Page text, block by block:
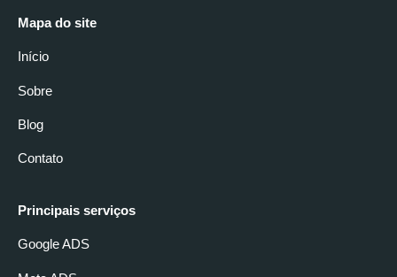
Mapa do site
Início
Sobre
Blog
Contato
Principais serviços
Google ADS